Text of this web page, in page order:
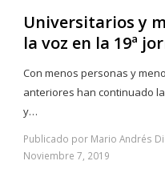
Universitarios y
la voz en la 19ª
Con menos personas y
anteriores han continuado
y…
Publicado por Mario Andrés
Noviembre 7, 2019